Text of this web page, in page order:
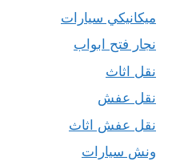
ميكانيكي سيارات
نجار فتح ابواب
نقل اثاث
نقل عفش
نقل عفش اثاث
ونش سيارات